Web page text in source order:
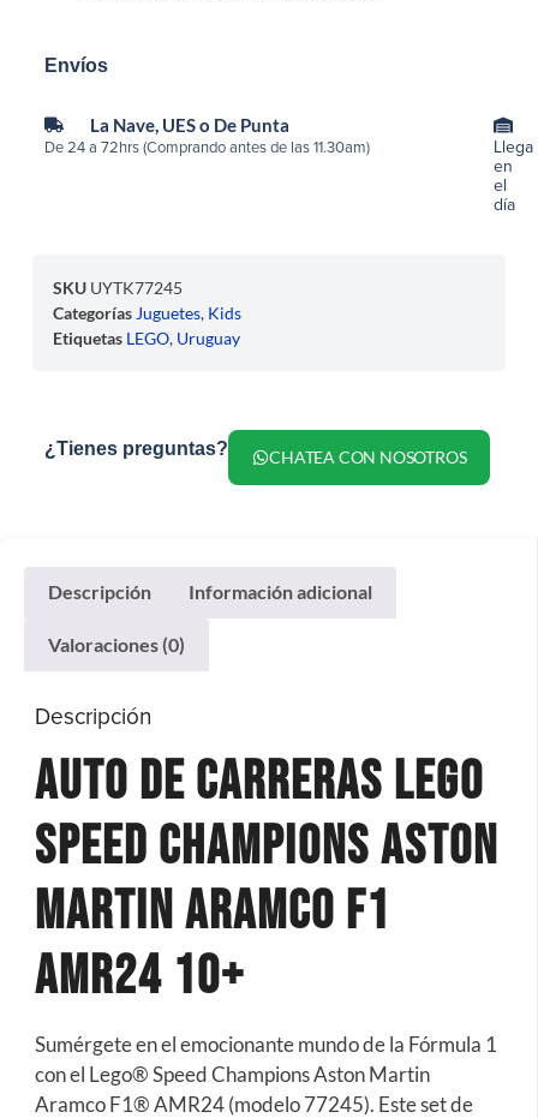
Envíos
La Nave, UES o De Punta
De 24 a 72hrs (Comprando antes de las 11.30am)
Llega
en
el
día
SKU UYTK77245
Categorías Juguetes, Kids
Etiquetas LEGO, Uruguay
¿Tienes preguntas? CHATEA CON NOSOTROS
Descripción Información adicional
Valoraciones (0)
Descripción
Auto De Carreras Lego
Speed Champions Aston
Martin Aramco F1
Amr24 10+
Sumérgete en el emocionante mundo de la Fórmula 1
con el Lego® Speed Champions Aston Martin
Aramco F1® AMR24 (modelo 77245). Este set de